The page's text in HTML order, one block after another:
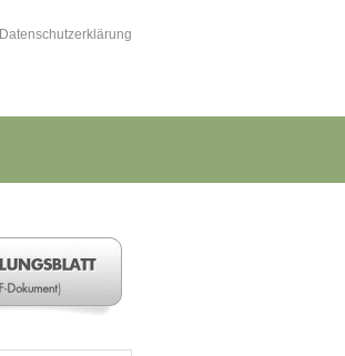
Datenschutzerklärung